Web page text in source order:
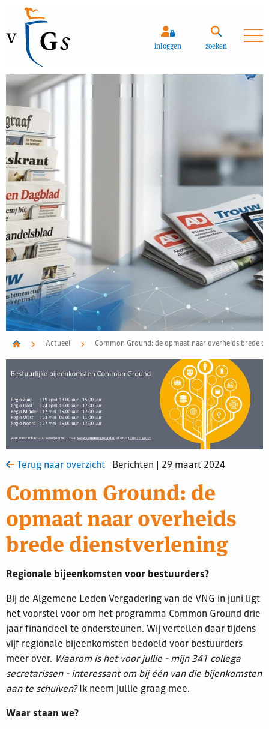
inloggen zoekenZoeken
Actueel Common Ground: de opmaat naar overheids brede
Terug naar overzicht Berichten | 29 maart 2024
Common Ground: de
opmaat naar overheids
brede dienstverlening
Regionale bijeenkomsten voor bestuurders?
Bij de Algemene Leden Vergadering van de VNG in juni ligt
het voorstel voor om het programma Common Ground drie
jaar financieel te ondersteunen. Wij vertellen daar tijdens
vijf regionale bijeenkomsten bedoeld voor bestuurders
meer over. Waarom is het voor jullie - mijn 341 collega
secretarissen - interessant om bij één van die bijenkomsten
aan te schuiven?Ik neem jullie graag mee.
Waar staan we?